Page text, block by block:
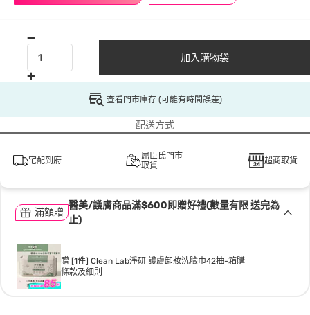
加入購物袋
查看門市庫存 (可能有時間誤差)
配送方式
宅配到府
屈臣氏門市
取貨
超商取貨
滿額贈
醫美/護膚商品滿$600即贈好禮(數量有限 送完為
止)
贈 [1件] Clean Lab淨研 護膚卸妝洗臉巾42抽-箱購
條款及細則